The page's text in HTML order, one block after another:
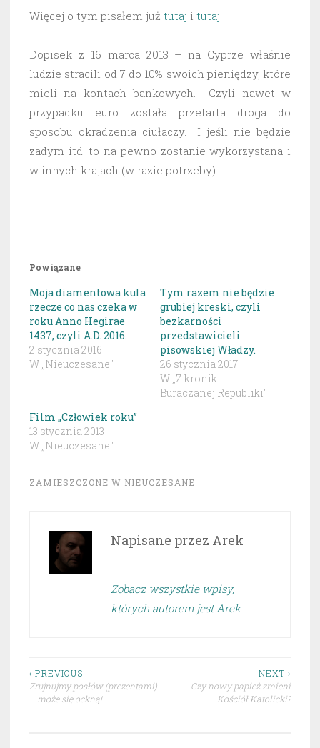
Więcej o tym pisałem już tutaj i tutaj
Dopisek z 16 marca 2013 – na Cyprze właśnie
ludzie stracili od 7 do 10% swoich pieniędzy, które
mieli na kontach bankowych. Czyli nawet w
przypadku euro została przetarta droga do
sposobu okradzenia ciułaczy. I jeśli nie będzie
zadym itd. to na pewno zostanie wykorzystana i
w innych krajach (w razie potrzeby).
Powiązane
Moja diamentowa kula
rzecze co nas czeka w
roku Anno Hegirae
1437, czyli A.D. 2016.
2 stycznia 2016
W „Nieuczesane"
Tym razem nie będzie
grubiej kreski, czyli
bezkarności
przedstawicieli
pisowskiej Władzy.
26 stycznia 2017
W „Z kroniki
Buraczanej Republiki"
Film „Człowiek roku”
13 stycznia 2013
W „Nieuczesane"
ZAMIESZCZONE W NIEUCZESANE
Napisane przez Arek
Zobacz wszystkie wpisy,
których autorem jest Arek
Nawigacja
wpisu
‹ PREVIOUS
Zrujnujmy posłów (prezentami)
– może się ockną!
NEXT ›
Czy nowy papież zmieni
Kościół Katolicki?